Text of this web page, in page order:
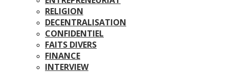
RELIGION
DECENTRALISATION
CONFIDENTIEL
FAITS DIVERS
FINANCE
INTERVIEW